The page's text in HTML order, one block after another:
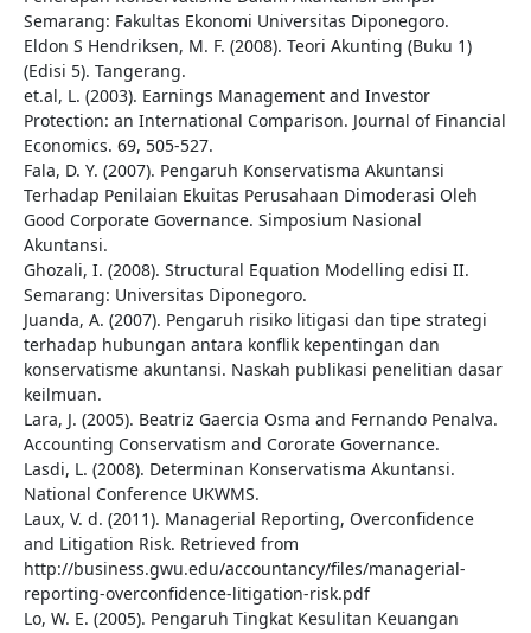
Semarang: Fakultas Ekonomi Universitas Diponegoro.
Eldon S Hendriksen, M. F. (2008). Teori Akunting (Buku 1)
(Edisi 5). Tangerang.
et.al, L. (2003). Earnings Management and Investor
Protection: an International Comparison. Journal of Financial
Economics. 69, 505-527.
Fala, D. Y. (2007). Pengaruh Konservatisma Akuntansi
Terhadap Penilaian Ekuitas Perusahaan Dimoderasi Oleh
Good Corporate Governance. Simposium Nasional
Akuntansi.
Ghozali, I. (2008). Structural Equation Modelling edisi II.
Semarang: Universitas Diponegoro.
Juanda, A. (2007). Pengaruh risiko litigasi dan tipe strategi
terhadap hubungan antara konflik kepentingan dan
konservatisme akuntansi. Naskah publikasi penelitian dasar
keilmuan.
Lara, J. (2005). Beatriz Gaercia Osma and Fernando Penalva.
Accounting Conservatism and Cororate Governance.
Lasdi, L. (2008). Determinan Konservatisma Akuntansi.
National Conference UKWMS.
Laux, V. d. (2011). Managerial Reporting, Overconfidence
and Litigation Risk. Retrieved from
http://business.gwu.edu/accountancy/files/managerial-
reporting-overconfidence-litigation-risk.pdf
Lo, W. E. (2005). Pengaruh Tingkat Kesulitan Keuangan